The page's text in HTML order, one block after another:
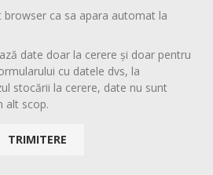
browser ca sa apara automat la
date doar la cerere și doar pentru
cu datele dvs, la
stocării la cerere, date nu sunt
alt scop.